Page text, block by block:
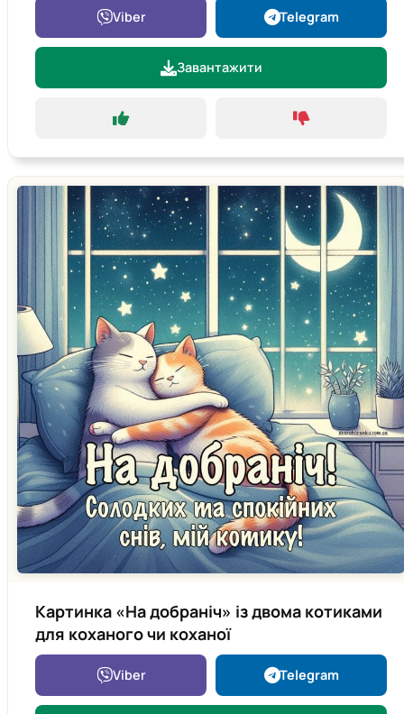
Viber Telegram
Завантажити
Картинка «На добраніч» із двома котиками
для коханого чи коханої
Viber Telegram